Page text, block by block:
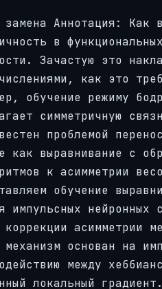
Аннотация: Как
в
Зачастую это
как это
обучение режиму
симметричную
проблемой
как выравнивание с
к асимметрии
обучение
импульсных нейронных
асимметрии
основан на
между
локальный